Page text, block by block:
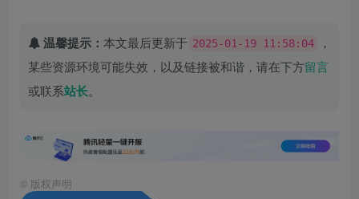
温馨提示： 本文最后更新于 2025-01-19 11:58:04
，
某些资源环境可能失效，以及链接被和谐，请在下方留言
或联系站长。
© 版权声明